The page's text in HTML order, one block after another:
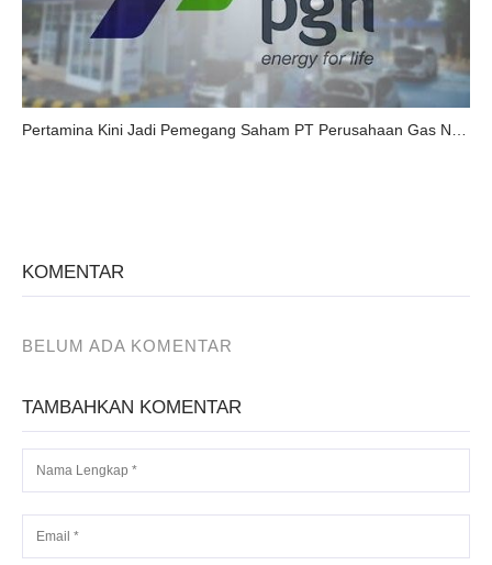
KOMENTAR
BELUM ADA KOMENTAR
TAMBAHKAN KOMENTAR